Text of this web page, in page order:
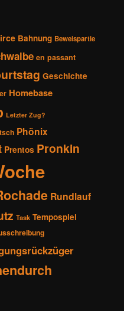
Bahnung Beweispartie
en passant
Geschichte
Homebase
Letzter Zug?
Phönix
Prentos Pronkin
Rundlauf
Task Tempospiel